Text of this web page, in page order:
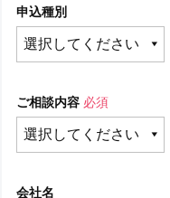
申込種別
ご相談内容 必須
会社名